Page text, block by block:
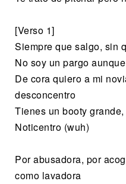
[Verso 1]
Siempre que salgo, sin
No soy un pargo
De cora quiero a mi
desconcentro
Tienes un booty
Noticentro (wuh)
Por abusadora, por
como lavadora